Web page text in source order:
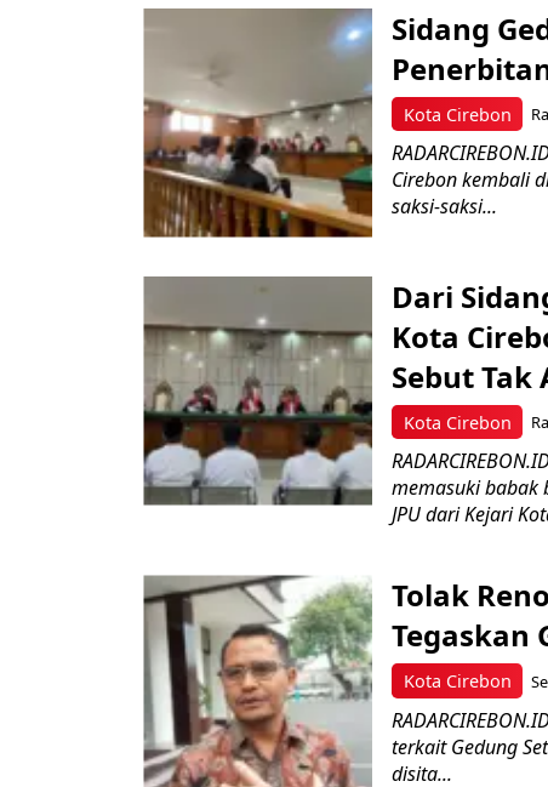
Kota Cirebon
Sidang
Cirebon kembali
saksi-saksi...
Kota Cirebon
Dari
Kota
Sebut Tak
memasuki babak
JPU dari Kejari
Kota Cirebon
Tolak
Tegaskan
terkait Gedung
disita...